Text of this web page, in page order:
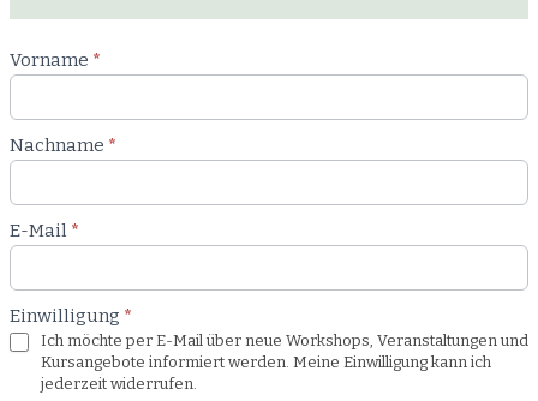
Newsletter
Workshop
Vorname *
Nachname *
E-Mail *
Einwilligung *
Ich möchte per E-Mail über neue Workshops, Veranstaltungen und
Kursangebote informiert werden. Meine Einwilligung kann ich
jederzeit widerrufen.